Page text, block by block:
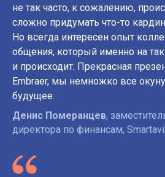
не так часто, к сожалению,
сложно придумать что-то
Но всегда интересен опыт
общения, который именно на
и происходит. Прекрасная
Embraer, мы немножко все
будущее.
Денис Померанцев,
директора по финансам,